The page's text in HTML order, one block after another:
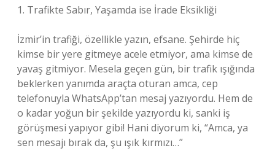
1. Trafikte Sabır, Yaşamda ise İrade Eksikliği
İzmir’in trafiği, özellikle yazın, efsane. Şehirde hiç
kimse bir yere gitmeye acele etmiyor, ama kimse de
yavaş gitmiyor. Mesela geçen gün, bir trafik ışığında
beklerken yanımda araçta oturan amca, cep
telefonuyla WhatsApp’tan mesaj yazıyordu. Hem de
o kadar yoğun bir şekilde yazıyordu ki, sanki iş
görüşmesi yapıyor gibi! Hani diyorum ki, “Amca, ya
sen mesajı bırak da, şu ışık kırmızı…”